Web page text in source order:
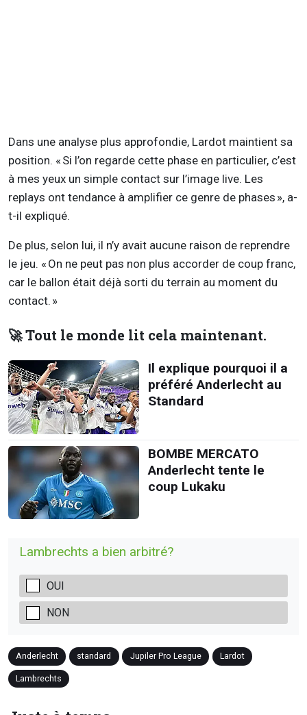
Dans une analyse plus approfondie, Lardot maintient sa
position. « Si l’on regarde cette phase en particulier, c’est
à mes yeux un simple contact sur l’image live. Les
replays ont tendance à amplifier ce genre de phases », a-
t-il expliqué.
De plus, selon lui, il n’y avait aucune raison de reprendre
le jeu. « On ne peut pas non plus accorder de coup franc,
car le ballon était déjà sorti du terrain au moment du
contact. »
🚀 Tout le monde lit cela maintenant.
Il explique pourquoi il a
préféré Anderlecht au
Standard
BOMBE MERCATO
Anderlecht tente le
coup Lukaku
Lambrechts a bien arbitré?
OUI
NON
Anderlecht standard Jupiler Pro League Lardot
Lambrechts